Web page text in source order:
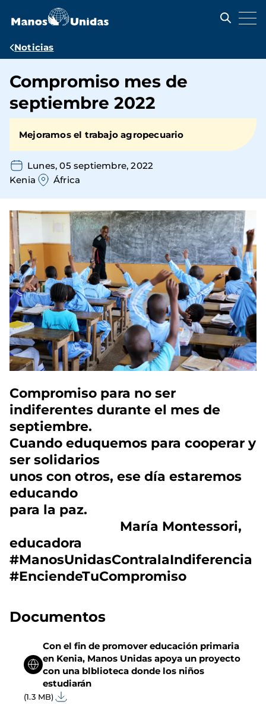
contenido
Ruta
navegación
Noticias
Compromiso mes de
septiembre 2022
Mejoramos el trabajo agropecuario
Lunes, 05 septiembre, 2022
Kenia
África
Compromiso para no ser
indiferentes durante el mes de
septiembre.
Cuando eduquemos para cooperar y
ser solidarios
unos con otros, ese día estaremos
educando
para la paz.
María Montessori,
educadora
#ManosUnidasContralaIndiferencia
#EnciendeTuCompromiso
Documentos
Con el fin de promover educación primaria
en Kenia, Manos Unidas apoya un proyecto
con una blblioteca donde los niños
estudiarán
(1.3 MB)